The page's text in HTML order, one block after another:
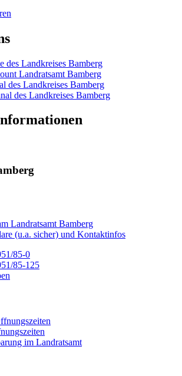
des Landkreises Bamberg
Landratsamt Bamberg
des Landkreises Bamberg
des Landkreises Bamberg
Landratsamt Bamberg
(u.a. sicher) und Kontaktinfos
85-0
85-125
im Landratsamt